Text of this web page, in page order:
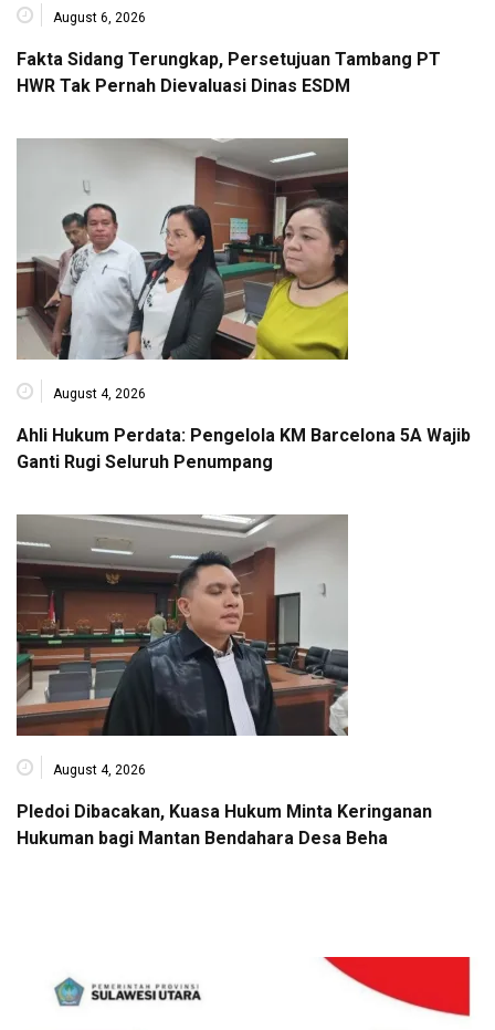
August 6, 2026
Fakta Sidang Terungkap, Persetujuan Tambang PT
HWR Tak Pernah Dievaluasi Dinas ESDM
August 4, 2026
Ahli Hukum Perdata: Pengelola KM Barcelona 5A Wajib
Ganti Rugi Seluruh Penumpang
August 4, 2026
Pledoi Dibacakan, Kuasa Hukum Minta Keringanan
Hukuman bagi Mantan Bendahara Desa Beha